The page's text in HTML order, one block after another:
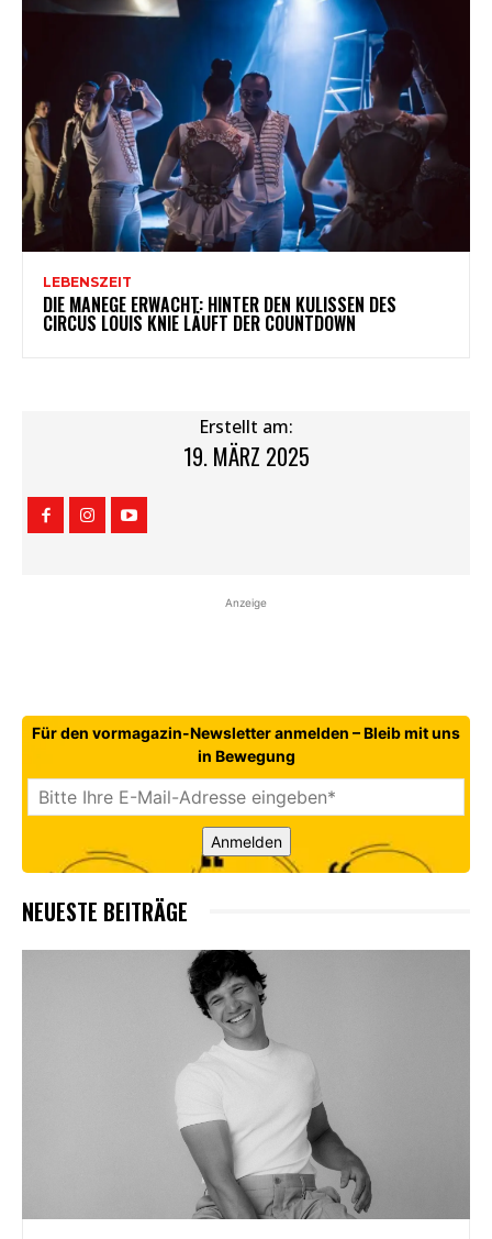
LEBENSZEIT
DIE MANEGE ERWACHT: HINTER DEN KULISSEN DES
CIRCUS LOUIS KNIE LÄUFT DER COUNTDOWN
Erstellt am:
19. MÄRZ 2025
Anzeige
Für den vormagazin-Newsletter anmelden – Bleib mit uns
in Bewegung
Anmelden
NEUESTE BEITRÄGE